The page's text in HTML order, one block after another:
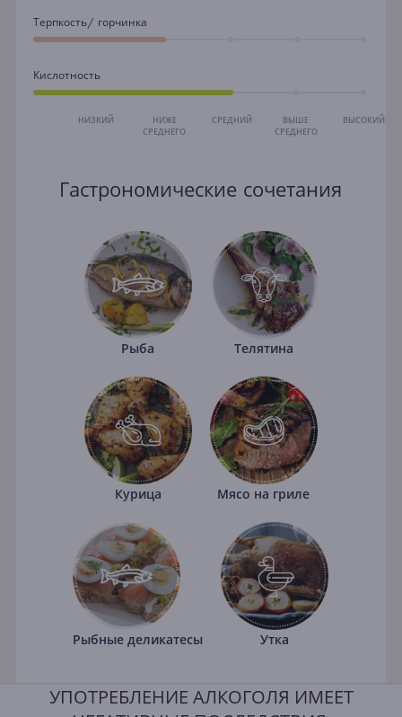
Терпкость/ горчинка
Кислотность
НИЗКИЙ
НИЖЕ
СРЕДНЕГО
СРЕДНИЙ
ВЫШЕ
СРЕДНЕГО
ВЫСОКИЙ
Гастрономические сочетания
Рыба Телятина
Курица Мясо на гриле
Рыбные деликатесы Утка
УПОТРЕБЛЕНИЕ АЛКОГОЛЯ ИМЕЕТ